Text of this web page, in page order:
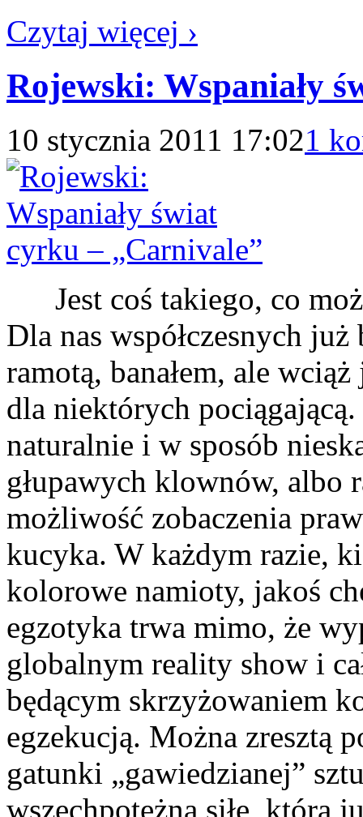
Czytaj więcej ›
Rojewski: Wspaniały
10 stycznia 2011 17:021
Jest coś takiego, co
Dla nas współczesnych
ramotą, banałem, ale
dla niektórych
naturalnie i w sposób
głupawych klownów, albo
możliwość zobaczenia
kucyka. W każdym razie,
kolorowe namioty, jakoś
egzotyka trwa mimo, że
globalnym reality show i
będącym skrzyżowaniem
egzekucją. Można zresztą
gatunki „gawiedzianej”
wszechpotężną siłę, która